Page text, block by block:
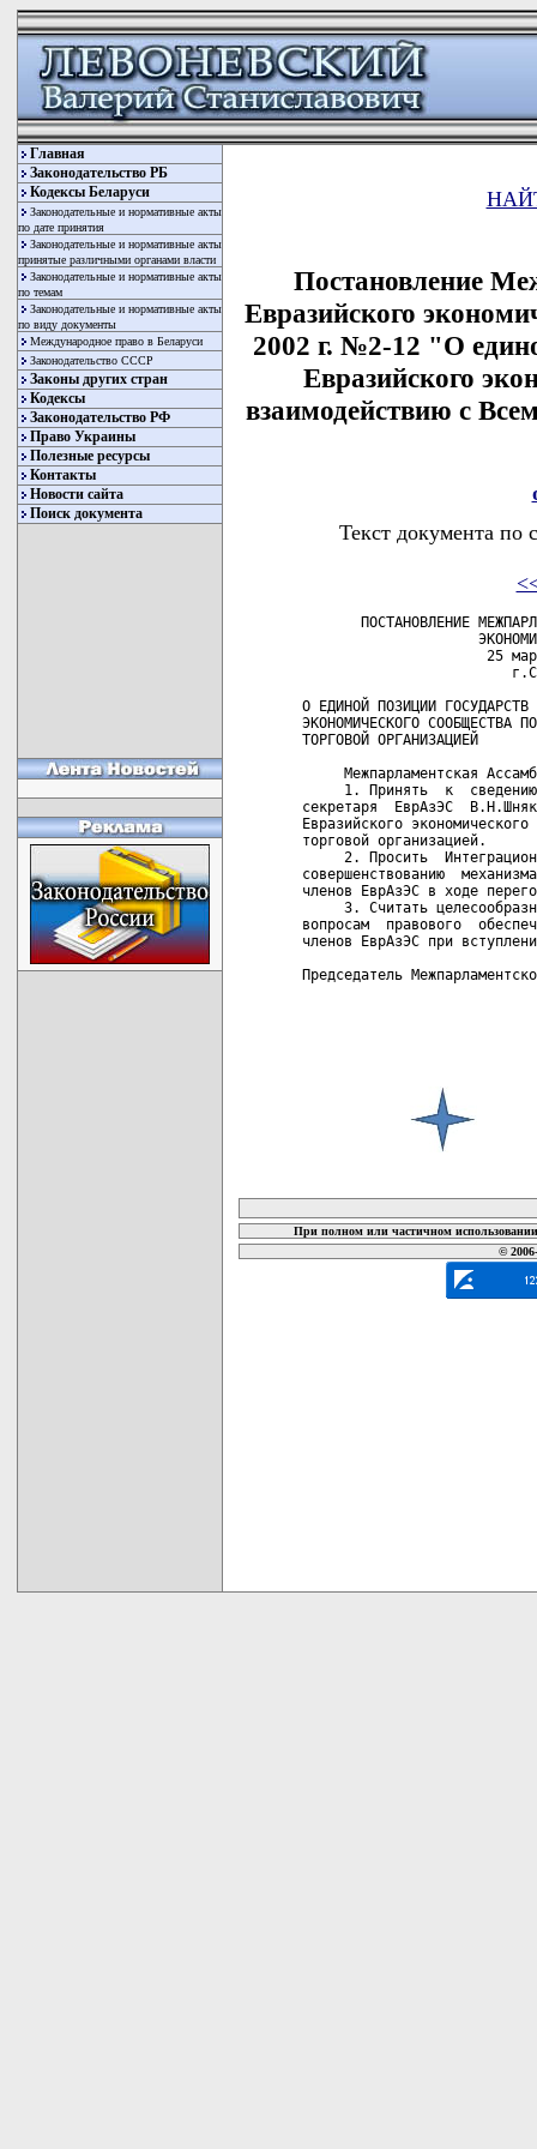
Главная
Законодательство РБ
Кодексы Беларуси
Законодательные и нормативные акты
по дате принятия
Законодательные и нормативные акты
принятые различными органами власти
Законодательные и нормативные акты
по темам
Законодательные и нормативные акты
по виду документы
Международное право в Беларуси
Законодательство СССР
Законы других стран
Кодексы
Законодательство РФ
Право Украины
Полезные ресурсы
Контакты
Новости сайта
Поиск документа
Постановление
Евразийского
2002 г. №2-12 "О
Евразийского
взаимодействию с
Текст документа по
ПОСТАНОВЛЕНИЕ
25
О ЕДИНОЙ ПОЗИЦИИ
ЭКОНОМИЧЕСКОГО СООБЩЕСТВА
ТОРГОВОЙ ОРГАНИЗАЦИЕЙ
Межпарламентская
1. Принять  к
секретаря  ЕврАзЭС
Евразийского
торговой организацией.
2. Просить
совершенствованию
членов ЕврАзЭС в ходе
3. Считать
вопросам  правового
членов ЕврАзЭС при
Председатель
При полном или частичном
©